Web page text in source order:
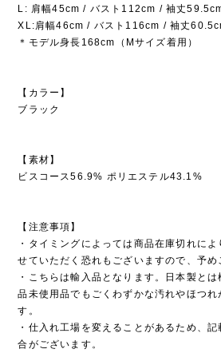
L: 肩幅45cm / バスト112cm / 袖丈
XL:肩幅46cm / バスト116cm / 袖丈
＊モデル身長168cm（Mサイズ着用）
【カラー】
ブラック
【素材】
ビスコース56.9% ポリエステル43.1%
【注意事項】
・タイミングによっては商品在庫切れに
せていただく恐れもございますので、予め
・こちらは輸入品となります。日本製と
品未使用品でもごくわずかな汚れやほつれ
す。
・仕入れ工場を変えることがあるため、
合がございます。